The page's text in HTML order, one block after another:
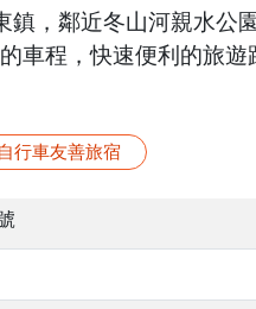
鎮，鄰近冬山河親水
車程，快速便利的旅
自行車友善旅宿